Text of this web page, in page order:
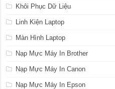
Khôi Phục Dữ Liệu
Linh Kiện Laptop
Màn Hình Laptop
Nạp Mực Máy In Brother
Nạp Mực Máy In Canon
Nạp Mực Máy In Epson